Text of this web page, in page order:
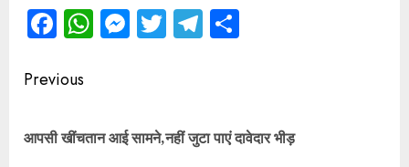
Facebook
WhatsApp
Messenger
TwitterTelegram
Continue
Previous
आपसी खींचतान आई सामने,नहीं जुटा पाएं दावेदार भीड़